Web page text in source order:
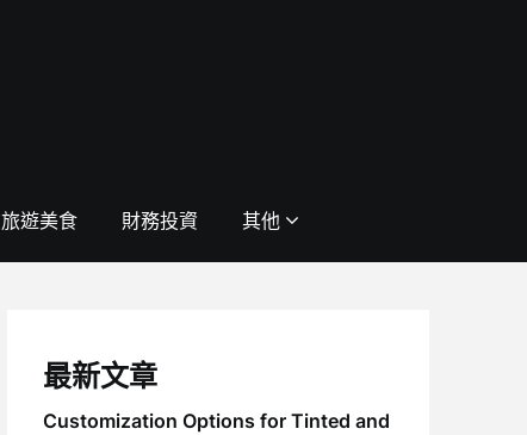
旅遊美食 財務投資 其他
最新文章
Customization Options for Tinted and